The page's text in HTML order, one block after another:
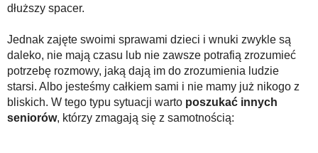
dłuższy spacer.
Jednak zajęte swoimi sprawami dzieci i wnuki zwykle są
daleko, nie mają czasu lub nie zawsze potrafią zrozumieć
potrzebę rozmowy, jaką dają im do zrozumienia ludzie
starsi. Albo jesteśmy całkiem sami i nie mamy już nikogo z
bliskich. W tego typu sytuacji warto poszukać innych
seniorów, którzy zmagają się z samotnością: